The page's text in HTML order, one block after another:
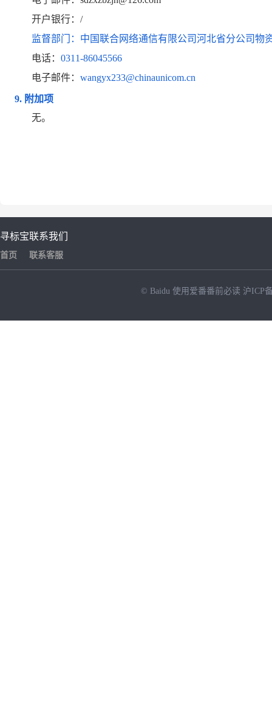
开户银行：/
监督部门： 中国联合网络通信有限公司河北省分公司物
电话： 0311-86045566
电子邮件： wangyx233@chinaunicom.cn
9. 附加项
无。
寻标宝
首页
联系我们
联系客服
© Baidu 使用爱番番前必读 沪ICP